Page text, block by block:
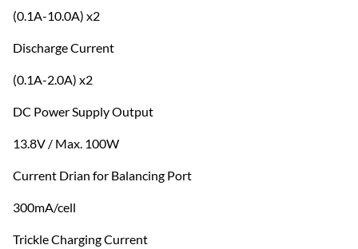
(0.1A-10.0A) x2
Discharge Current
(0.1A-2.0A) x2
DC Power Supply Output
13.8V / Max. 100W
Current Drian for Balancing Port
300mA/cell
Trickle Charging Current